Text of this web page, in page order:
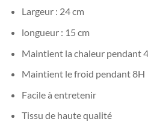
Largeur : 24 cm
longueur : 15 cm
Maintient la chaleur pendant
Maintient le froid pendant 8H
Facile à entretenir
Tissu de haute qualité